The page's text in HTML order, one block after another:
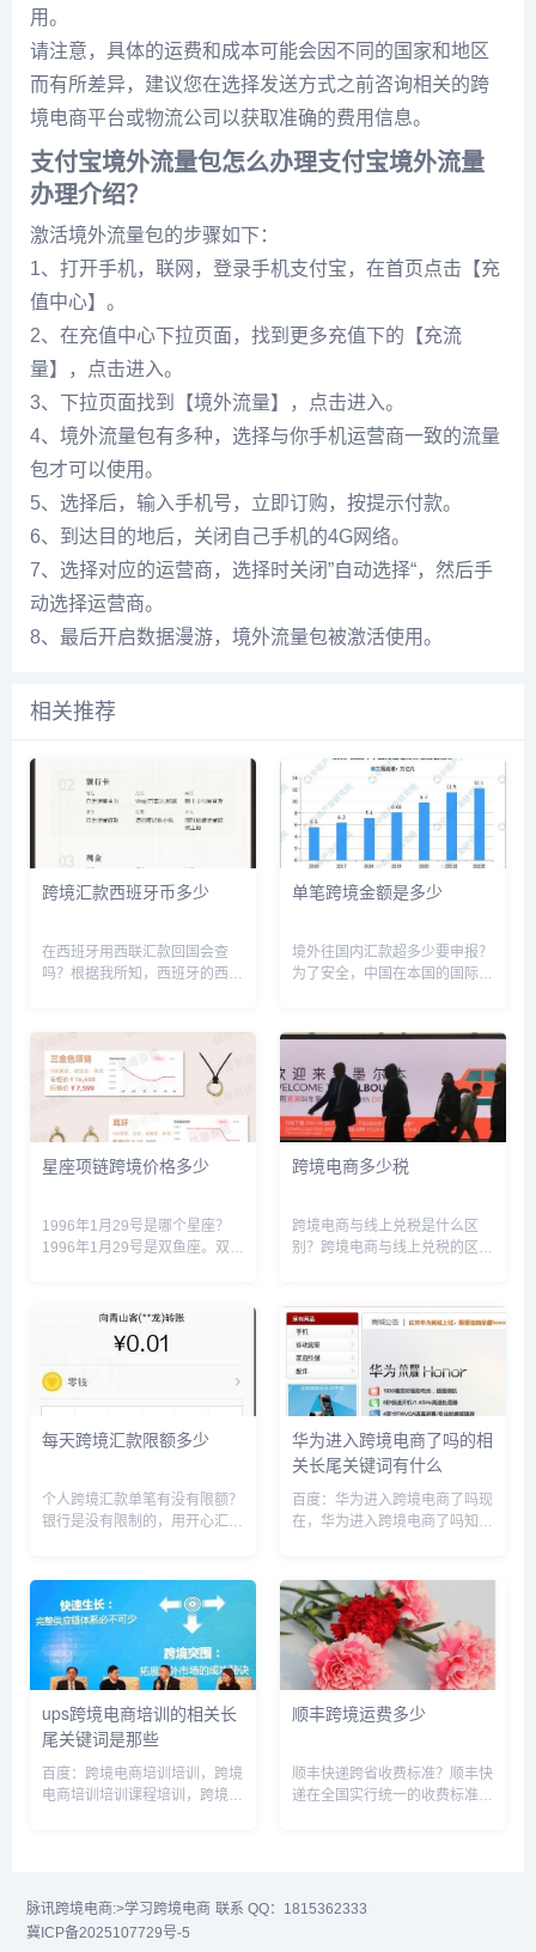
用。
请注意，具体的运费和成本可能会因不同的国家和地区
而有所差异，建议您在选择发送方式之前咨询相关的跨
境电商平台或物流公司以获取准确的费用信息。
支付宝境外流量包怎么办理支付宝境外流量
办理介绍？
激活境外流量包的步骤如下：
1、打开手机，联网，登录手机支付宝，在首页点击【充
值中心】。
2、在充值中心下拉页面，找到更多充值下的【充流
量】，点击进入。
3、下拉页面找到【境外流量】，点击进入。
4、境外流量包有多种，选择与你手机运营商一致的流量
包才可以使用。
5、选择后，输入手机号，立即订购，按提示付款。
6、到达目的地后，关闭自己手机的4G网络。
7、选择对应的运营商，选择时关闭”自动选择“，然后手
动选择运营商。
8、最后开启数据漫游，境外流量包被激活使用。
相关推荐
跨境汇款西班牙币多少
在西班牙用西联汇款回国会查
吗？根据我所知，西班牙的西联
西联汇款国际公司是一家全球性
的汇款公司，其在全球范围内拥
有超过50万个代理网点，...
单笔跨境金额是多少
境外往国内汇款超多少要申报？
为了安全，中国在本国的国际收
人为境内个人且单笔金额超过等
值5000美元的汇入汇款，须办
理国际收支申报。客户需根据实
际...
星座项链跨境价格多少
1996年1月29号是哪个星座？
1996年1月29号是双鱼座。双鱼
身上都有一种令人难以抵抗的奇
异的魅力。双鱼们总能保持着一
种天真、忠厚的气质，身...
跨境电商多少税
跨境电商与线上兑税是什么区
别？跨境电商与线上兑税的区别
技术开展商业活动，买家和卖家
来自不同国家或地区的关税贸易
活动；而线上兑税是指利用网络
技术来...
每天跨境汇款限额多少
个人跨境汇款单笔有没有限额？
银行是没有限制的，用开心汇
的，开心汇是按照笔数收的。总
的来说，大额用银行，小额用...
华为进入跨境电商了吗的相
关长尾关键词有什么
百度：华为进入跨境电商了吗现
在，华为进入跨境电商了吗知
进入国外市场了吗，华为进入海
外市场，华为跨境转移利润，华
为跨国公司，华为现在还能销售
到海外...
ups跨境电商培训的相关长
尾关键词是那些
百度：跨境电商培训培训，跨境
电商培训培训课程培训，跨境电
培训大概要学多久呢，跨...
顺丰跨境运费多少
顺丰快递跨省收费标准？顺丰快
递在全国实行统一的收费标准，
斤之内15元左右，每超出一公...
脉讯跨境电商:>学习跨境电商 联系 QQ：1815362333
冀ICP备2025107729号-5